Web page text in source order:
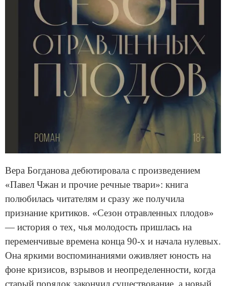
Вера Богданова дебютировала с произведением
«Павел Чжан и прочие речные твари»: книга
полюбилась читателям и сразу же получила
признание критиков. «Сезон отравленных плодов»
— история о тех, чья молодость пришлась на
переменчивые времена конца 90-х и начала нулевых.
Она яркими воспоминаниями оживляет юность на
фоне кризисов, взрывов и неопределенности, когда
старый порядок закончил существование, а новый